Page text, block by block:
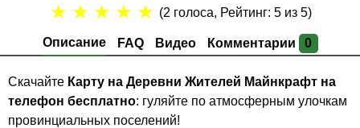
Описание FAQ Видео Комментарии 0
★ ★ ★ ★ ★ (2 голоса, Рейтинг: 5из 5)
Скачайте Карту на Деревни Жителей Майнкрафт на
телефон бесплатно: гуляйте по атмосферным улочкам
провинциальных поселений!